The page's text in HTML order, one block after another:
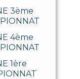
3ème
4ème
1ère